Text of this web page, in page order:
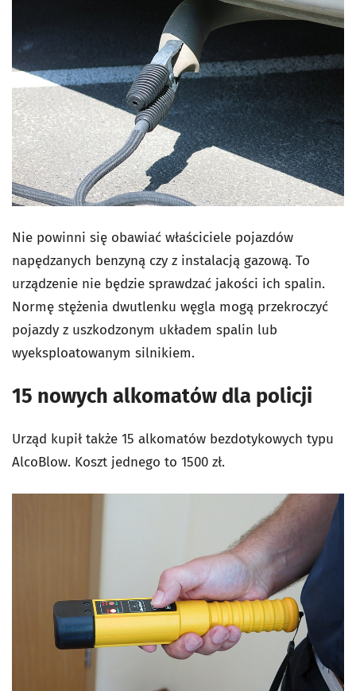
Nie powinni się obawiać właściciele pojazdów
napędzanych benzyną czy z instalacją gazową. To
urządzenie nie będzie sprawdzać jakości ich spalin.
Normę stężenia dwutlenku węgla mogą przekroczyć
pojazdy z uszkodzonym układem spalin lub
wyeksploatowanym silnikiem.
15 nowych alkomatów dla policji
Urząd kupił także 15 alkomatów bezdotykowych typu
AlcoBlow. Koszt jednego to 1500 zł.